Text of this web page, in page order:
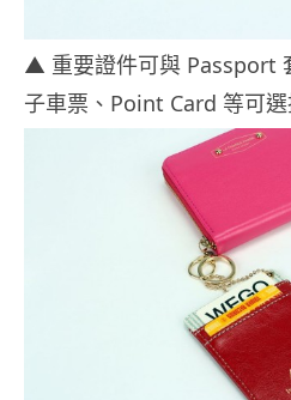
▲ 重要證件可與 Passport
子車票、Point Card 等可選